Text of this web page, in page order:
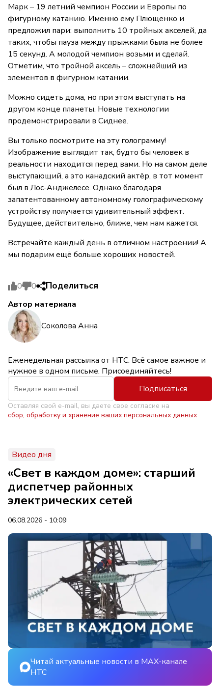
Марк – 19 летний чемпион России и Европы по
фигурному катанию. Именно ему Плющенко и
предложил пари: выполнить 10 тройных акселей, да
таких, чтобы пауза между прыжками была не более
15 секунд. А молодой чемпион возьми и сделай.
Отметим, что тройной аксель – сложнейший из
элементов в фигурном катании.
Можно сидеть дома, но при этом выступать на
другом конце планеты. Новые технологии
продемонстрировали в Сиднее.
Вы только посмотрите на эту голограмму!
Изображение выглядит так, будто бы человек в
реальности находится перед вами. Но на самом деле
выступающий, а это канадский актёр, в тот момент
был в Лос-Анджелесе. Однако благодаря
запатентованному автономному голографическому
устройству получается удивительный эффект.
Будущее, действительно, ближе, чем нам кажется.
Встречайте каждый день в отличном настроении! А
мы подарим ещё больше хороших новостей.
0 0 Поделиться
Автор материала
Соколова Анна
Еженедельная рассылка от НТС. Всё самое важное и
нужное в одном письме. Присоединяйтесь!
Подписаться
Оставляя свой e-mail, вы даете свое согласие на
сбор, обработку и хранение ваших персональных данных
Видео дня
«Свет в каждом доме»: старший
диспетчер районных
электрических сетей
06.08.2026 - 10:09
Читай актуальные новости в MAX-канале
НТС